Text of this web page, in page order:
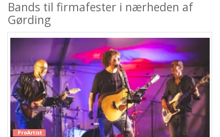
Bands til firmafester i nærheden af
Gørding
ProArtist